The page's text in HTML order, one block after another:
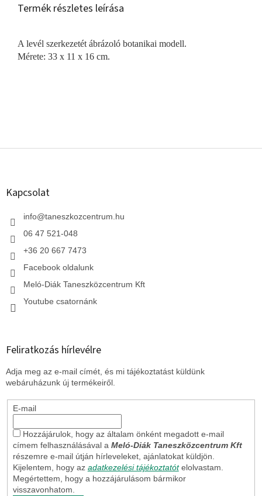
Termék részletes leírása
A levél szerkezetét ábrázoló botanikai modell.
Mérete: 33 x 11 x 16 cm.
L
Kapcsolat
info@taneszkozcentrum.hu
06 47 521-048
+36 20 667 7473
Facebook oldalunk
Meló-Diák Taneszközcentrum Kft
Youtube csatornánk
Feliratkozás hírlevélre
Adja meg az e-mail címét, és mi tájékoztatást küldünk
webáruházunk új termékeiről.
E-mail
Hozzájárulok, hogy az általam önként megadott e-mail
címem felhasználásával a Meló-Diák Taneszközcentrum Kft
részemre e-mail útján hírleveleket, ajánlatokat küldjön.
Kijelentem, hogy az adatkezelési tájékoztatót elolvastam.
Megértettem, hogy a hozzájárulásom bármikor
visszavonhatom.